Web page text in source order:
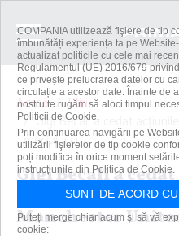
Acasă
Știri
Gigi Becali a cedat acţiunile
meciului cu...
Gigi Becali a
FCSB chiar în
Manchester
COMPANIA utilizează fişiere de tip
îmbunătăți experiența ta pe
actualizat politicile cu cele mai
Regulamentul (UE) 2016/679
ce privește prelucrarea datelor cu
circulație a acestor date. Înainte de
nostru te rugăm să aloci timpul
Politicii de Cookie.
Prin continuarea navigării pe
utilizării fişierelor de tip cookie
poți modifica în orice moment
instrucțiunile din Politica de Cookie.
SUNT DE ACORD
Puteți merge chiar acum și să vă
cookie: